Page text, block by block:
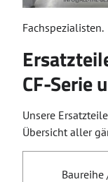
Fachspezialisten.
CF-Serie
Unsere
Übersicht aller
Baureihe